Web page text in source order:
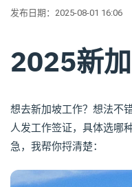
发布日期：2025-08-01 16:06
2025新
想去新加坡工作？想法不
人发工作签证，具体选哪
急，我帮你捋清楚：